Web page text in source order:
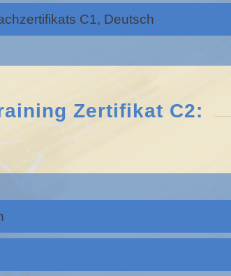
C1, Deutsch
Zertifikat C2: